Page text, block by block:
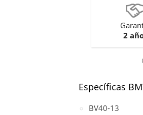
2
Específicas
BV40-13